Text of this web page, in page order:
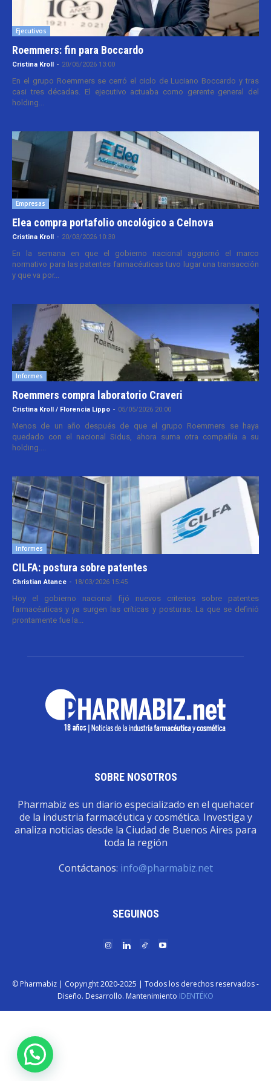
Ejecutivos
Roemmers: fin para Boccardo
Cristina Kroll - 20/05/2026 13:00
En el grupo Roemmers se cerró el ciclo de Luciano Boccardo y tras
casi tres décadas. El ejecutivo actuaba como gerente general del
holding...
Empresas
Elea compra portafolio oncológico a Celnova
Cristina Kroll - 20/03/2026 10:30
En la semana en que el gobierno nacional aggiornó el marco
normativo para las patentes farmacéuticas tuvo lugar una transacción
y que va por...
Informes
Roemmers compra laboratorio Craveri
Cristina Kroll / Florencia Lippo - 05/05/2026 20:00
Menos de un año después de que el grupo Roemmers se haya
quedado con el nacional Sidus, ahora suma otra compañía a su
holding....
Informes
CILFA: postura sobre patentes
Christian Atance - 18/03/2026 15:45
Hoy el gobierno nacional fijó nuevos criterios sobre patentes
farmacéuticas y ya surgen las críticas y posturas. La que se definió
prontamente fue la...
SOBRE NOSOTROS
Pharmabiz es un diario especializado en el quehacer
de la industria farmacéutica y cosmética. Investiga y
analiza noticias desde la Ciudad de Buenos Aires para
toda la región
Contáctanos: info@pharmabiz.net
SEGUINOS
© Pharmabiz | Copyrıght 2020-2025 | Todos los derechos reservados -
Diseño. Desarrollo. Mantenimiento IDENTËKO